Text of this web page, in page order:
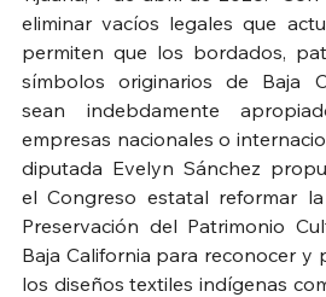
eliminar vacíos legales que
permiten que los bordados,
símbolos originarios de Baja
sean indebdamente
empresas nacionales o
diputada Evelyn Sánchez
el Congreso estatal reformar
Preservación del Patrimonio
Baja California para reconocer y
los diseños textiles indígenas